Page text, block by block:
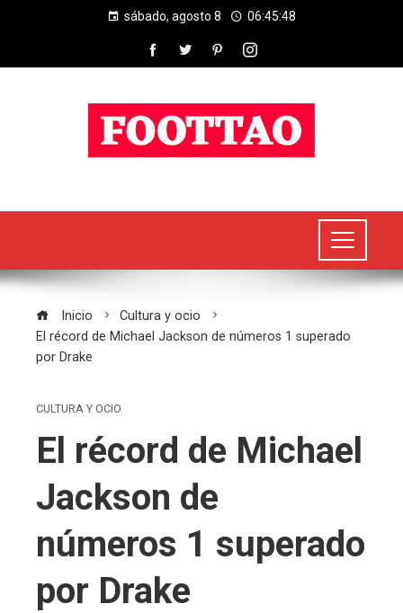
sábado, agosto 8 06:45:49
Inicio
Cultura y ocio
El récord de Michael Jackson de números 1 superado
por Drake
CULTURA Y OCIO
El récord de Michael
Jackson de
números 1 superado
por Drake